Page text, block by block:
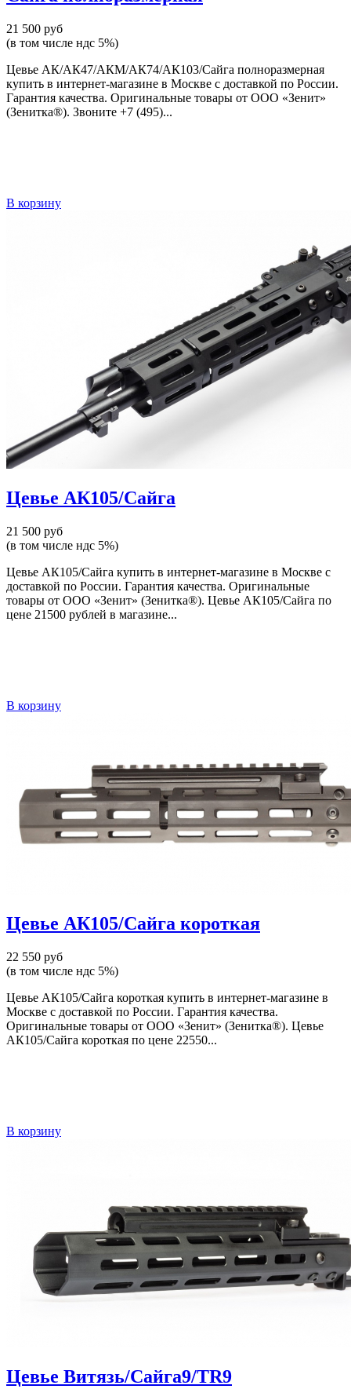
21 500 руб
(в том числе ндс 5%)
Цевье АК/АК47/АКМ/АК74/АК103/Сайга полноразмерная
купить в интернет-магазине в Москве с доставкой по России.
Гарантия качества. Оригинальные товары от ООО «Зенит»
(Зенитка®). Звоните +7 (495)...
В корзину
Цевье АК105/Сайга
21 500 руб
(в том числе ндс 5%)
Цевье АК105/Сайга купить в интернет-магазине в Москве с
доставкой по России. Гарантия качества. Оригинальные
товары от ООО «Зенит» (Зенитка®). Цевье АК105/Сайга по
цене 21500 рублей в магазине...
В корзину
Цевье АК105/Сайга короткая
22 550 руб
(в том числе ндс 5%)
Цевье АК105/Сайга короткая купить в интернет-магазине в
Москве с доставкой по России. Гарантия качества.
Оригинальные товары от ООО «Зенит» (Зенитка®). Цевье
АК105/Сайга короткая по цене 22550...
В корзину
Цевье Витязь/Сайга9/TR9